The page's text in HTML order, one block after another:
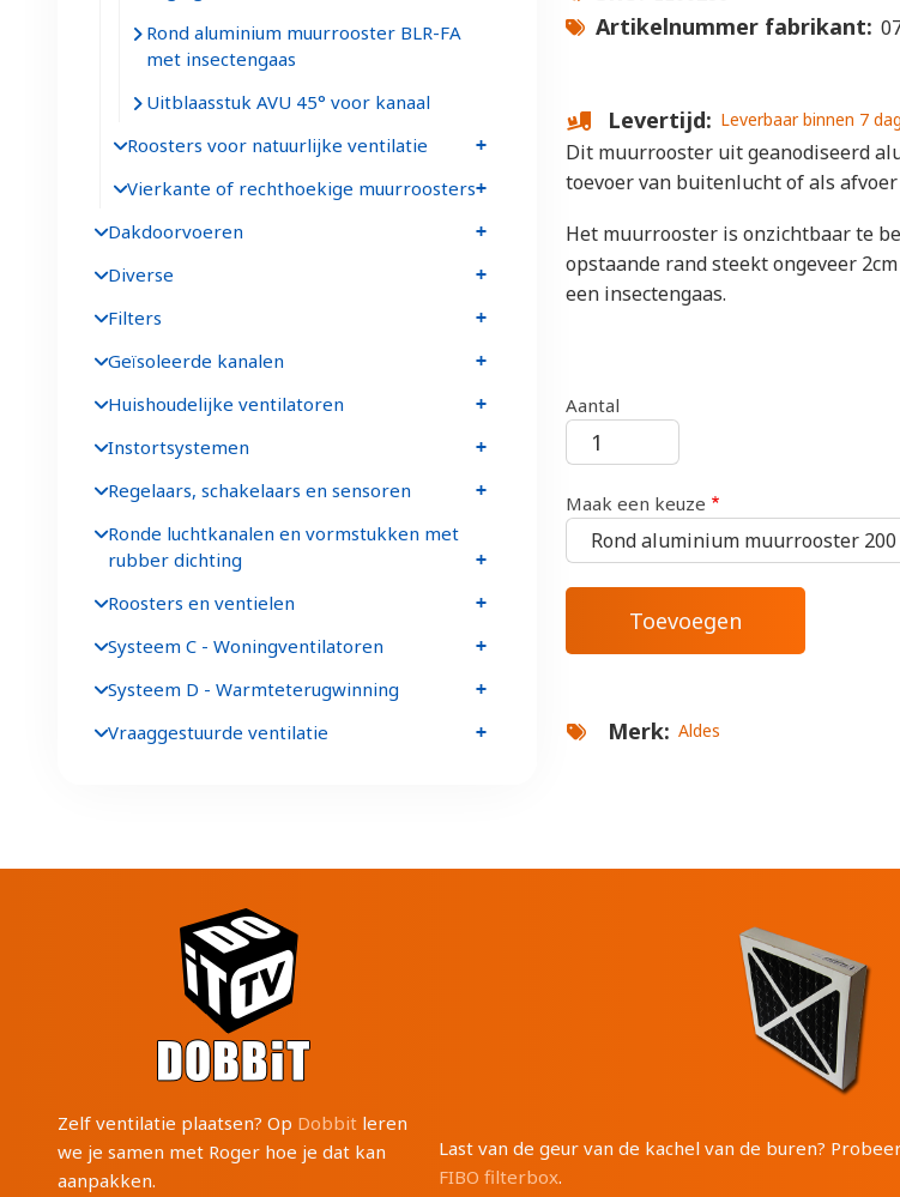
Artikelnummer fabrikant
Levertijd Leverbaar binnen 7
Dit muurrooster uit geanodiseerd
toevoer van buitenlucht of als
Het muurrooster is onzichtbaar te
opstaande rand steekt ongeveer
een insectengaas.
Aantal
Maak een keuze
Merk Aldes
Rond aluminium muurrooster BLR-FA
met insectengaas
Uitblaasstuk AVU 45° voor kanaal
Roosters voor natuurlijke ventilatie
Vierkante of rechthoekige muurroosters
Dakdoorvoeren
Diverse
Filters
Geïsoleerde kanalen
Huishoudelijke ventilatoren
Instortsystemen
Regelaars, schakelaars en sensoren
Ronde luchtkanalen en vormstukken met
rubber dichting
Roosters en ventielen
Systeem C - Woningventilatoren
Systeem D - Warmteterugwinning
Vraaggestuurde ventilatie
Zelf ventilatie plaatsen? Op Dobbit leren
we je samen met Roger hoe je dat kan
aanpakken.
Last van de geur van de kachel van de buren?
FIBO filterbox.